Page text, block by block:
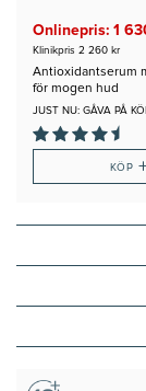
Onlinepris: 1
Klinikpris 2 260 kr
Antioxidantserum
för mogen hud
JUST NU: GÅVA PÅ
KÖP